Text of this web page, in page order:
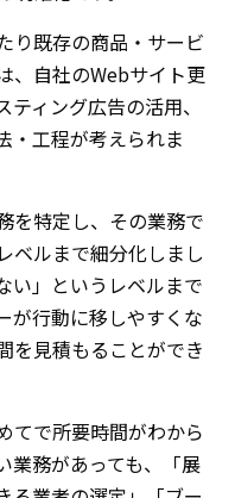
り既存の商品・サービ
、自社のWebサイト更
ィング広告の活用、
・工程が考えられま
を特定し、その業務で
ベルまで細分化しまし
い」というレベルまで
が行動に移しやすくな
を見積もることができ
てで所要時間がわから
業務があっても、「展